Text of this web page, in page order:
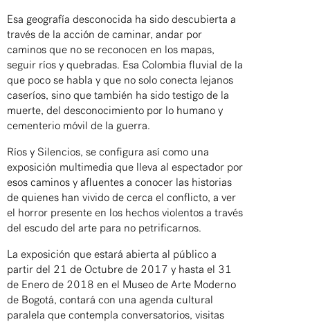
Esa geografía desconocida ha sido descubierta a
través de la acción de caminar, andar por
caminos que no se reconocen en los mapas,
seguir ríos y quebradas. Esa Colombia fluvial de la
que poco se habla y que no solo conecta lejanos
caseríos, sino que también ha sido testigo de la
muerte, del desconocimiento por lo humano y
cementerio móvil de la guerra.
Ríos y Silencios, se configura así como una
exposición multimedia que lleva al espectador por
esos caminos y afluentes a conocer las historias
de quienes han vivido de cerca el conflicto, a ver
el horror presente en los hechos violentos a través
del escudo del arte para no petrificarnos.
La exposición que estará abierta al público a
partir del 21 de Octubre de 2017 y hasta el 31
de Enero de 2018 en el Museo de Arte Moderno
de Bogotá, contará con una agenda cultural
paralela que contempla conversatorios, visitas